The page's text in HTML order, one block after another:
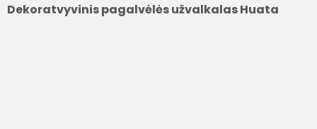
Dekoratvyvinis pagalvėlės užvalkalas Huata